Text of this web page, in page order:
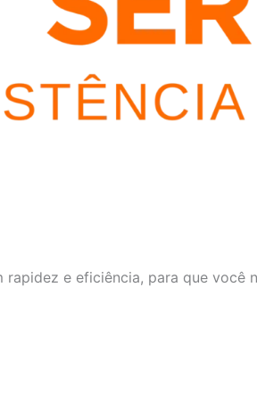
e eficiência, para que você